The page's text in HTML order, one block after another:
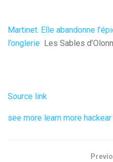
Martinet. Elle abandonne
l’onglerie Les Sables
Source link
see more learn more